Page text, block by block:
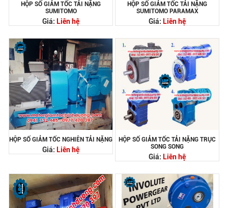
HỘP SỐ GIẢM TỐC TẢI NẶNG
SUMITOMO
Giá: Liên hệ
HỘP SỐ GIẢM TỐC TẢI NẶNG
SUMITOMO PARAMAX
Giá: Liên hệ
HỘP SỐ GIẢM TỐC NGHIÊN TẢI NẶNG
Giá: Liên hệ
HỘP SỐ GIẢM TỐC TẢI NẶNG TRỤC
SONG SONG
Giá: Liên hệ